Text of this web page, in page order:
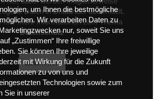
Daten in Drittländer übermittelt.
hier mehr Informationen zum Thema
Datenschutz
Zustimmen
um Ihnen die bestmögliche
Wir verarbeiten Daten zu
nur, soweit Sie uns
„Zustimmen“ Ihre freiwillige
Sie können Ihre jeweilige
mit Wirkung für die Zukunft
zu von uns und
Technologien sowie zum
Sie in unserer